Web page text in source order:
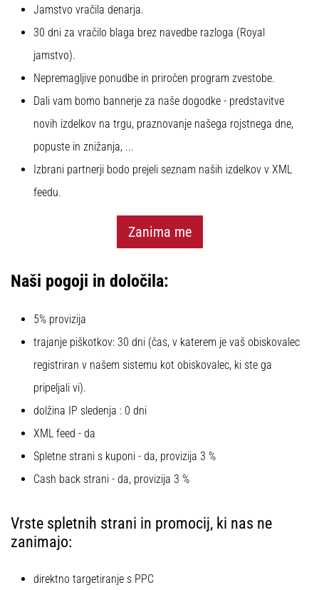
Bodi
tekme,
gola
Prikaži
članke
Jamstvo vračila denarja.
30 dni za vračilo blaga brez navedbe razloga (Royal
jamstvo).
Nepremagljive ponudbe in priročen program zvestobe.
Dali vam bomo bannerje za naše dogodke - predstavitve
novih izdelkov na trgu, praznovanje našega rojstnega dne,
popuste in znižanja, ...
Izbrani partnerji bodo prejeli seznam naših izdelkov v XML
feedu.
Zanima me
Naši pogoji in določila:
5% provizija
trajanje piškotkov: 30 dni (čas, v katerem je vaš obiskovalec
registriran v našem sistemu kot obiskovalec, ki ste ga
pripeljali vi).
dolžina IP sledenja : 0 dni
XML feed - da
Spletne strani s kuponi - da, provizija 3 %
Cash back strani - da, provizija 3 %
Vrste spletnih strani in promocij, ki nas ne
zanimajo:
direktno targetiranje s PPC